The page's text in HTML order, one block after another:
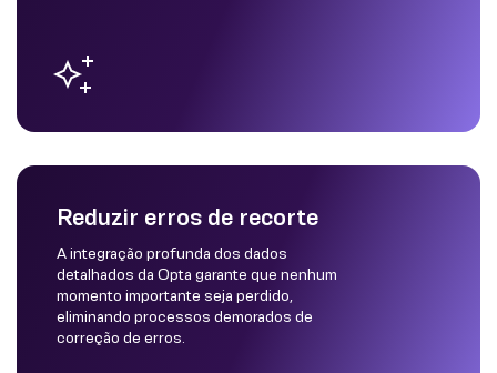
Reduzir erros de recorte
A integração profunda dos dados
detalhados da Opta garante que nenhum
momento importante seja perdido,
eliminando processos demorados de
correção de erros.